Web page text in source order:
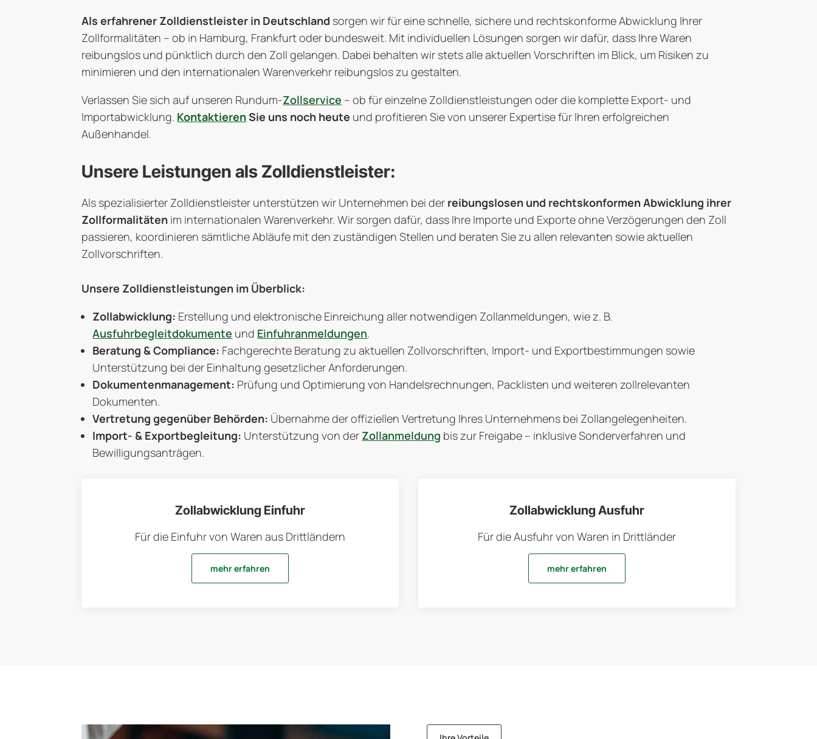
Als erfahrener Zolldienstleister in Deutschland sorgen wir für eine schnelle, sichere und rechtskonforme Abwicklung Ihrer
Zollformalitäten – ob in Hamburg, Frankfurt oder bundesweit. Mit individuellen Lösungen sorgen wir dafür, dass Ihre Waren
reibungslos und pünktlich durch den Zoll gelangen. Dabei behalten wir stets alle aktuellen Vorschriften im Blick, um Risiken zu
minimieren und den internationalen Warenverkehr reibungslos zu gestalten.
Verlassen Sie sich auf unseren Rundum-Zollservice – ob für einzelne Zolldienstleistungen oder die komplette Export- und
Importabwicklung. KontaktierenSie uns noch heute und profitieren Sie von unserer Expertise für Ihren erfolgreichen
Außenhandel.
Unsere Leistungen als Zolldienstleister:
Als spezialisierter Zolldienstleister unterstützen wir Unternehmen bei der reibungslosen und rechtskonformen Abwicklung ihrer
Zollformalitäten im internationalen Warenverkehr. Wir sorgen dafür, dass Ihre Importe und Exporte ohne Verzögerungen den Zoll
passieren, koordinieren sämtliche Abläufe mit den zuständigen Stellen und beraten Sie zu allen relevanten sowie aktuellen
Zollvorschriften.
Unsere Zolldienstleistungen im Überblick:
Zollabwicklung: Erstellung und elektronische Einreichung aller notwendigen Zollanmeldungen, wie z. B.
Ausfuhrbegleitdokumente und Einfuhranmeldungen.
Beratung & Compliance: Fachgerechte Beratung zu aktuellen Zollvorschriften, Import- und Exportbestimmungen sowie
Unterstützung bei der Einhaltung gesetzlicher Anforderungen.
Dokumentenmanagement: Prüfung und Optimierung von Handelsrechnungen, Packlisten und weiteren zollrelevanten
Dokumenten.
Vertretung gegenüber Behörden: Übernahme der offiziellen Vertretung Ihres Unternehmens bei Zollangelegenheiten.
Import- & Exportbegleitung: Unterstützung von der Zollanmeldung bis zur Freigabe – inklusive Sonderverfahren und
Bewilligungsanträgen.
Zollabwicklung Einfuhr
Für die Einfuhr von Waren aus Drittländern
mehr erfahren
Zollabwicklung Ausfuhr
Für die Ausfuhr von Waren in Drittländer
mehr erfahren